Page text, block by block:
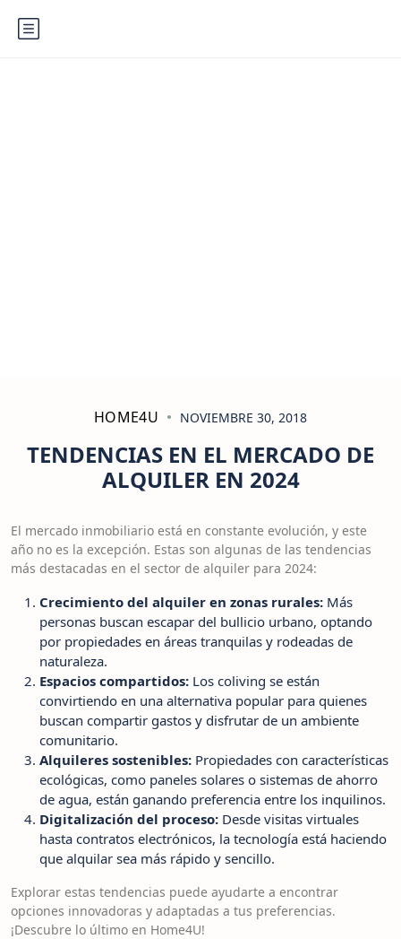
HOME4U NOVIEMBRE 30, 2018
TENDENCIAS EN EL MERCADO DE
ALQUILER EN 2024
El mercado inmobiliario está en constante evolución, y este
año no es la excepción. Estas son algunas de las tendencias
más destacadas en el sector de alquiler para 2024:
Crecimiento del alquiler en zonas rurales: Más
personas buscan escapar del bullicio urbano, optando
por propiedades en áreas tranquilas y rodeadas de
naturaleza.
Espacios compartidos: Los coliving se están
convirtiendo en una alternativa popular para quienes
buscan compartir gastos y disfrutar de un ambiente
comunitario.
Alquileres sostenibles: Propiedades con características
ecológicas, como paneles solares o sistemas de ahorro
de agua, están ganando preferencia entre los inquilinos.
Digitalización del proceso: Desde visitas virtuales
hasta contratos electrónicos, la tecnología está haciendo
que alquilar sea más rápido y sencillo.
Explorar estas tendencias puede ayudarte a encontrar
opciones innovadoras y adaptadas a tus preferencias.
¡Descubre lo último en Home4U!